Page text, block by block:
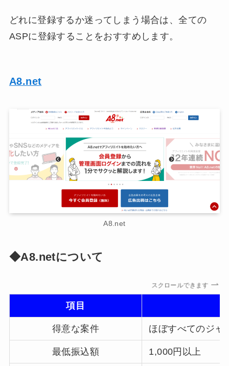
どれに登録するか迷ってしまう場合は、全ての
ASPに登録することをおすすめします。
A8.net
A8.net
◆A8.netについて
スクロールできます
項目
得意な案件 ほぼすべてのジャ
最低振込額 1,000円以上